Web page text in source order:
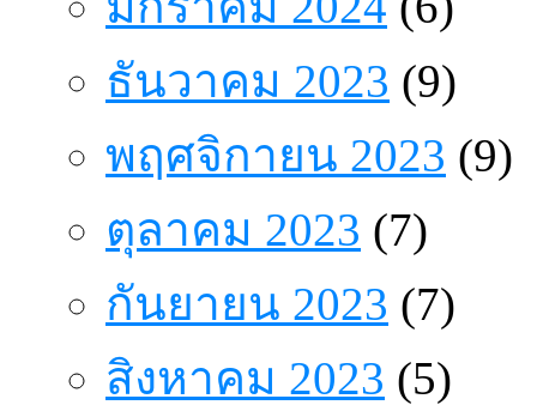
ธันวาคม 2023 (9)
พฤศจิกายน 2023 (9)
ตุลาคม 2023 (7)
กันยายน 2023 (7)
สิงหาคม 2023 (5)